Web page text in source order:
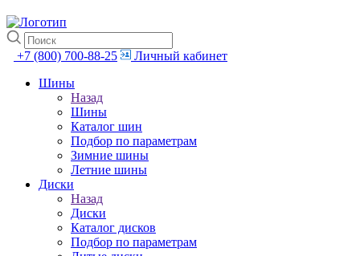
+7 (800) 700-88-25
Личный кабинет
Шины
Назад
Шины
Каталог шин
Подбор по параметрам
Зимние шины
Летние шины
Диски
Назад
Диски
Каталог дисков
Подбор по параметрам